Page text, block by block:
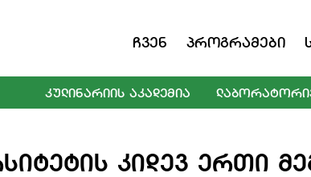
Ჩვენ Პროგრამები
ᲙᲣᲚᲘᲜᲐᲠᲘᲘᲡ ᲐᲙᲐᲓᲔᲛᲘᲐ
ᲙᲘᲓᲔᲕ ᲔᲠᲗᲘ